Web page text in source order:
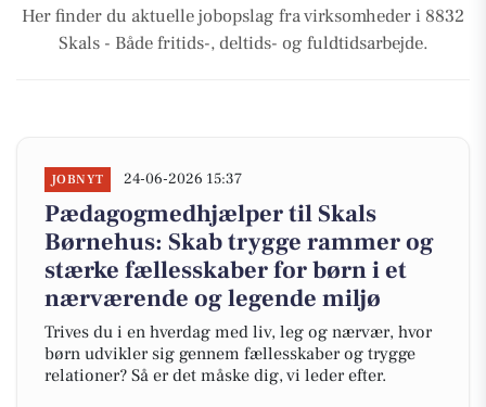
Her finder du aktuelle jobopslag fra virksomheder i 8832
Skals - Både fritids-, deltids- og fuldtidsarbejde.
JOBNYT 24-06-2026 15:37
Pædagogmedhjælper til Skals
Børnehus: Skab trygge rammer og
stærke fællesskaber for børn i et
nærværende og legende miljø
Trives du i en hverdag med liv, leg og nærvær, hvor
børn udvikler sig gennem fællesskaber og trygge
relationer? Så er det måske dig, vi leder efter.